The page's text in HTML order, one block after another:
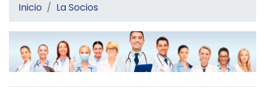
Inicio La Socios